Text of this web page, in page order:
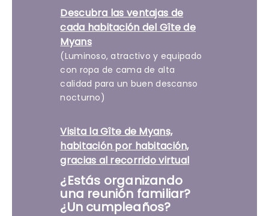
Descubra las ventajas de
cada habitación del Gîte de
Myans
(Luminoso, atractivo y equipado
con ropa de cama de alta
calidad para un buen descanso
nocturno)
Visita la Gîte de Myans,
habitación por habitación,
gracias al recorrido virtual
¿Estás organizando
una reunión familiar?
¿Un cumpleaños?